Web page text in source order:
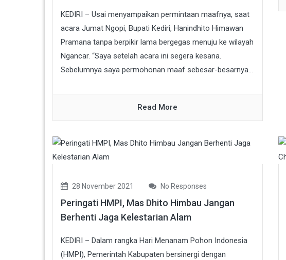
KEDIRI – Usai menyampaikan permintaan maafnya, saat
acara Jumat Ngopi, Bupati Kediri, Hanindhito Himawan
Pramana tanpa berpikir lama bergegas menuju ke wilayah
Ngancar. “Saya setelah acara ini segera kesana.
Sebelumnya saya permohonan maaf sebesar-besarnya...
Read More
28 November 2021 No Responses
Peringati HMPI, Mas Dhito Himbau Jangan
Berhenti Jaga Kelestarian Alam
KEDIRI – Dalam rangka Hari Menanam Pohon Indonesia
(HMPI), Pemerintah Kabupaten bersinergi dengan